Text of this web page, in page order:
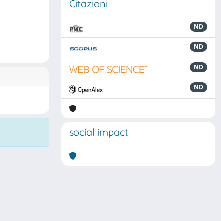
Citazioni
ND
ND
ND
ND
social impact